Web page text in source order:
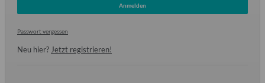
Anmelden
Passwort vergessen
Neu hier?Jetzt registrieren!